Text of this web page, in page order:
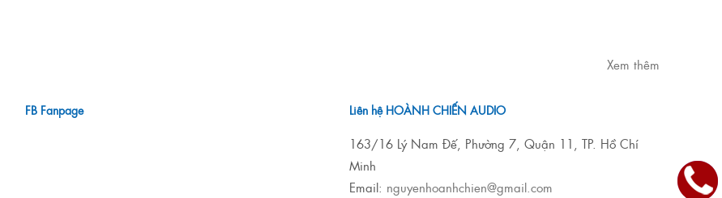
Xem thêm
FB Fanpage Liên hệ HOÀNH CHIẾN AUDIO
163/16 Lý Nam Đế, Phường 7, Quận 11, TP. Hồ Chí
Minh
Email: nguyenhoanhchien@gmail.com